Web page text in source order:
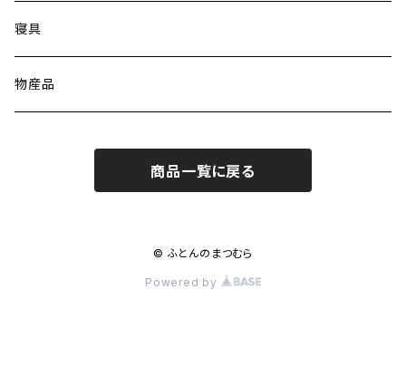
寝具
物産品
商品一覧に戻る
© ふとんのまつむら
Powered by